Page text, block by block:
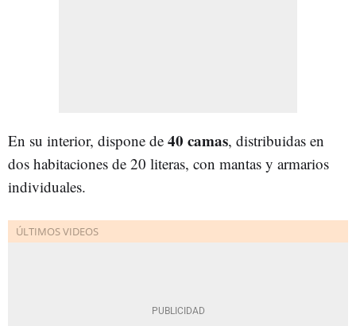
En su interior, dispone de 40 camas, distribuidas en
dos habitaciones de 20 literas, con mantas y armarios
individuales.